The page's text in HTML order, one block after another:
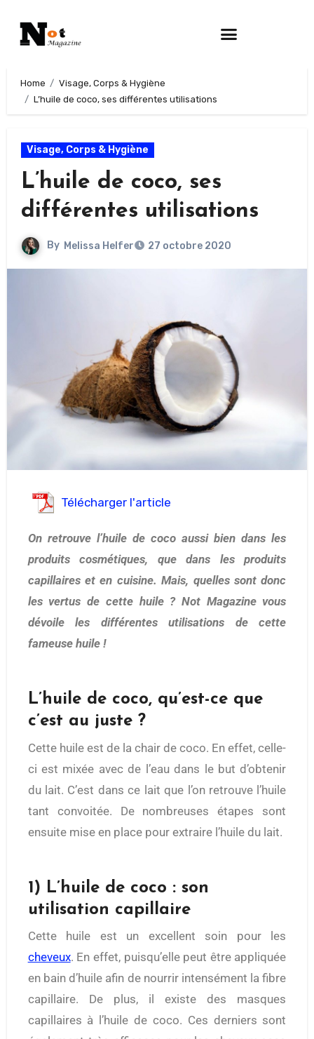
Home
Visage, Corps & Hygiène
L’huile de coco, ses différentes utilisations
Visage, Corps & Hygiène
L’huile de coco, ses
différentes utilisations
By Melissa Helfer 27 octobre 2020
Télécharger l'article
On retrouve l’huile de coco aussi bien dans les
produits cosmétiques, que dans les produits
capillaires et en cuisine. Mais, quelles sont donc
les vertus de cette huile ? Not Magazine vous
dévoile les différentes utilisations de cette
fameuse huile !
L’huile de coco, qu’est-ce que
c’est au juste ?
Cette huile est de la chair de coco. En effet, celle-
ci est mixée avec de l’eau dans le but d’obtenir
du lait. C’est dans ce lait que l’on retrouve l’huile
tant convoitée. De nombreuses étapes sont
ensuite mise en place pour extraire l’huile du lait.
1) L’huile de coco : son
utilisation capillaire
Cette huile est un excellent soin pour les
cheveux. En effet, puisqu’elle peut être appliquée
en bain d’huile afin de nourrir intensément la fibre
capillaire. De plus, il existe des masques
capillaires à l’huile de coco. Ces derniers sont